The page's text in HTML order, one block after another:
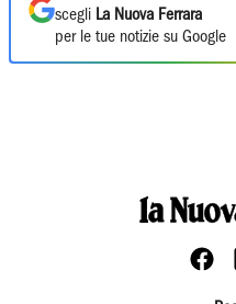
scegli La Nuova Ferrara
per le tue notizie su Google